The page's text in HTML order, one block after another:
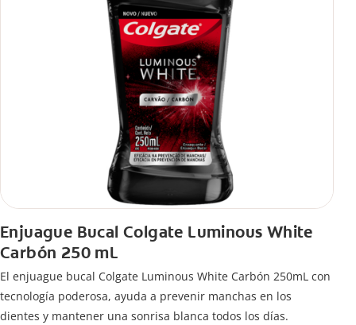
Enjuague Bucal Colgate Luminous White
Carbón 250 mL
El enjuague bucal Colgate Luminous White Carbón 250mL con
tecnología poderosa, ayuda a prevenir manchas en los
dientes y mantener una sonrisa blanca todos los días.